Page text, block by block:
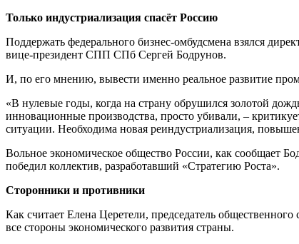
Только индустриализация спасёт Россию
Поддержать федерального бизнес-омбудсмена взялся
вице-президент СПП СПб Сергей Бодрунов.
И, по его мнению, вывести именно реальное развитие
«В нулевые годы, когда на страну обрушился золотой
инновационные производства, просто убивали, –
ситуации. Необходима новая реиндустриализация,
Вольное экономическое общество России, как сообщает
победил коллектив, разработавший «Стратегию Роста».
Сторонники и противники
Как считает Елена Церетели, председатель
все стороны экономического развития страны.